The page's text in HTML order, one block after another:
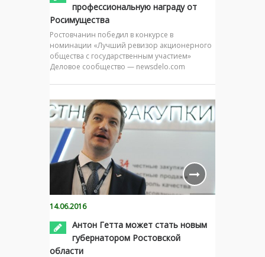
профессиональную награду от
Росимущества
Ростовчанин победил в конкурсе в
номинации «Лучший ревизор акционерного
общества с государственным участием»
Деловое сообщество — newsdelo.com
14.06.2016
Антон Гетта может стать новым
губернатором Ростовской
области